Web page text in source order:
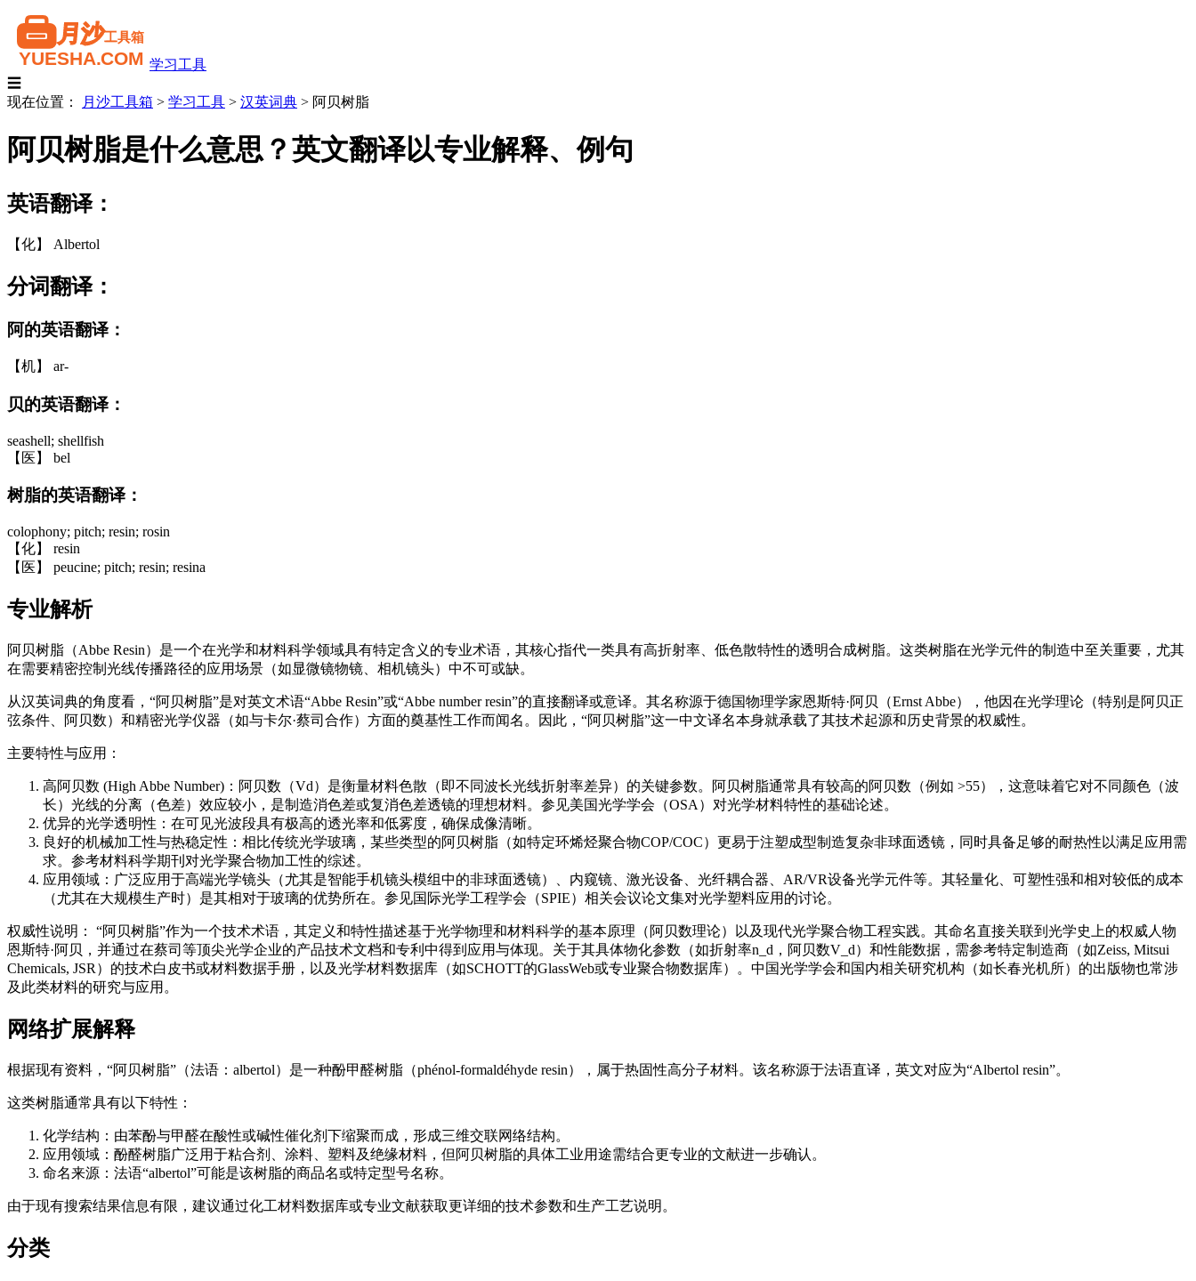
学习工具
☰
现在位置：
月沙工具箱 > 学习工具 > 汉英词典 > 阿贝树脂
阿贝树脂是什么意思？英文翻译以专业解释、例句
英语翻译：
【化】 Albertol
分词翻译：
阿的英语翻译：
【机】 ar-
贝的英语翻译：
seashell; shellfish
【医】 bel
树脂的英语翻译：
colophony; pitch; resin; rosin
【化】 resin
【医】 peucine; pitch; resin; resina
专业解析
阿贝树脂（Abbe Resin）是一个在光学和材料科学领域具有特定含义的专业术语，其核心指代一类具有高折射率、低色散特性的透明合成树脂。这类树脂在光学元件的制造中至关重要，尤其
在需要精密控制光线传播路径的应用场景（如显微镜物镜、相机镜头）中不可或缺。
从汉英词典的角度看，“阿贝树脂”是对英文术语“Abbe Resin”或“Abbe number resin”的直接翻译或意译。其名称源于德国物理学家恩斯特·阿贝（Ernst Abbe），他因在光学理论（特别是阿贝正
弦条件、阿贝数）和精密光学仪器（如与卡尔·蔡司合作）方面的奠基性工作而闻名。因此，“阿贝树脂”这一中文译名本身就承载了其技术起源和历史背景的权威性。
主要特性与应用：
高阿贝数 (High Abbe Number)：阿贝数（Vd）是衡量材料色散（即不同波长光线折射率差异）的关键参数。阿贝树脂通常具有较高的阿贝数（例如 >55），这意味着它对不同颜色（波
长）光线的分离（色差）效应较小，是制造消色差或复消色差透镜的理想材料。参见美国光学学会（OSA）对光学材料特性的基础论述。
优异的光学透明性：在可见光波段具有极高的透光率和低雾度，确保成像清晰。
良好的机械加工性与热稳定性：相比传统光学玻璃，某些类型的阿贝树脂（如特定环烯烃聚合物COP/COC）更易于注塑成型制造复杂非球面透镜，同时具备足够的耐热性以满足应用需
求。参考材料科学期刊对光学聚合物加工性的综述。
应用领域：广泛应用于高端光学镜头（尤其是智能手机镜头模组中的非球面透镜）、内窥镜、激光设备、光纤耦合器、AR/VR设备光学元件等。其轻量化、可塑性强和相对较低的成本
（尤其在大规模生产时）是其相对于玻璃的优势所在。参见国际光学工程学会（SPIE）相关会议论文集对光学塑料应用的讨论。
权威性说明： “阿贝树脂”作为一个技术术语，其定义和特性描述基于光学物理和材料科学的基本原理（阿贝数理论）以及现代光学聚合物工程实践。其命名直接关联到光学史上的权威人物
恩斯特·阿贝，并通过在蔡司等顶尖光学企业的产品技术文档和专利中得到应用与体现。关于其具体物化参数（如折射率n_d，阿贝数V_d）和性能数据，需参考特定制造商（如Zeiss, Mitsui
Chemicals, JSR）的技术白皮书或材料数据手册，以及光学材料数据库（如SCHOTT的GlassWeb或专业聚合物数据库）。中国光学学会和国内相关研究机构（如长春光机所）的出版物也常涉
及此类材料的研究与应用。
网络扩展解释
根据现有资料，“阿贝树脂”（法语：albertol）是一种酚甲醛树脂（phénol-formaldéhyde resin），属于热固性高分子材料。该名称源于法语直译，英文对应为“Albertol resin”。
这类树脂通常具有以下特性：
化学结构：由苯酚与甲醛在酸性或碱性催化剂下缩聚而成，形成三维交联网络结构。
应用领域：酚醛树脂广泛用于粘合剂、涂料、塑料及绝缘材料，但阿贝树脂的具体工业用途需结合更专业的文献进一步确认。
命名来源：法语“albertol”可能是该树脂的商品名或特定型号名称。
由于现有搜索结果信息有限，建议通过化工材料数据库或专业文献获取更详细的技术参数和生产工艺说明。
分类